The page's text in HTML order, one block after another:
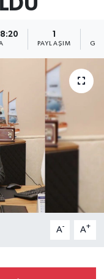
1
PAYLAŞIM
A- A+